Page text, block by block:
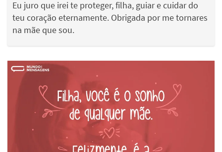
Eu juro que irei te proteger, filha, guiar e cuidar do
teu coração eternamente. Obrigada por me tornares
na mãe que sou.